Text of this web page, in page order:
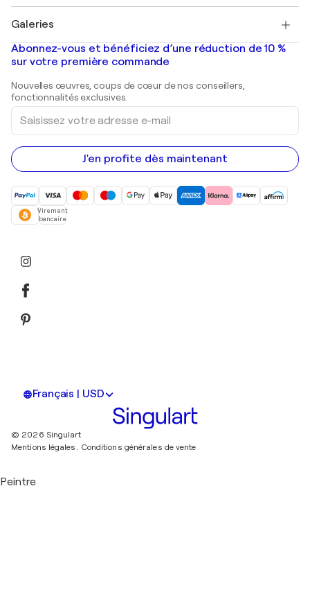
Banksy
Mr. Brainwash
Shepard Fairey
Tableaux abstraits à vendre
Peintures de paysage
Estampes
Peintures acryliques
Galeries
Galeries d'art en France
Galeries d'art en Belgique
Abonnez-vous et bénéficiez d’une réduction de 10 %
sur votre première commande
Nouvelles œuvres, coups de cœur de nos conseillers,
fonctionnalités exclusives.
Saisissez
votre
adresse
e-
mail
J'en profite dès maintenant
Virement
bancaire
Français | USD
© 2026 Singulart
Mentions légales. Conditions générales de vente
Peintre